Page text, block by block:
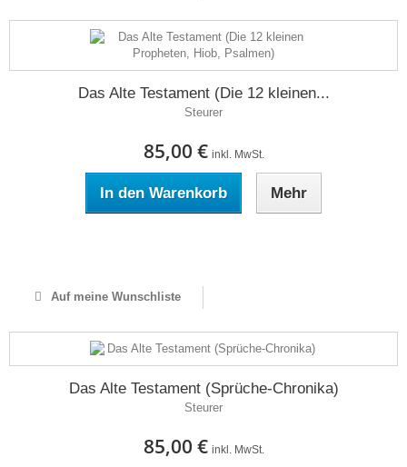
Das Alte Testament (Die 12 kleinen...
Steurer
85,00 € inkl. MwSt.
In den Warenkorb Mehr
Auf meine Wunschliste
Das Alte Testament (Sprüche-Chronika)
Steurer
85,00 € inkl. MwSt.